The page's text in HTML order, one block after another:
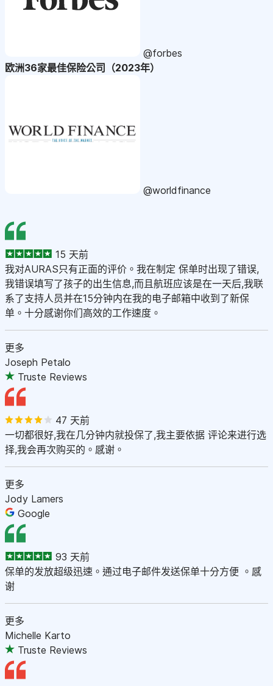
@forbes
欧洲36家最佳保险公司（2023年）
@worldfinance
15 天前
我对AURAS只有正面的评价。我在制定 保单时出现了错误,
我错误填写了孩子的出生信息,而且航班应该是在一天后,我联
系了支持人员并在15分钟内在我的电子邮箱中收到了新保
单。十分感谢你们高效的工作速度。
更多
Joseph Petalo
Truste Reviews
47 天前
一切都很好,我在几分钟内就投保了,我主要依据 评论来进行选
择,我会再次购买的。感谢。
更多
Jody Lamers
Google
93 天前
保单的发放超级迅速。通过电子邮件发送保单十分方便 。感
谢
更多
Michelle Karto
Truste Reviews